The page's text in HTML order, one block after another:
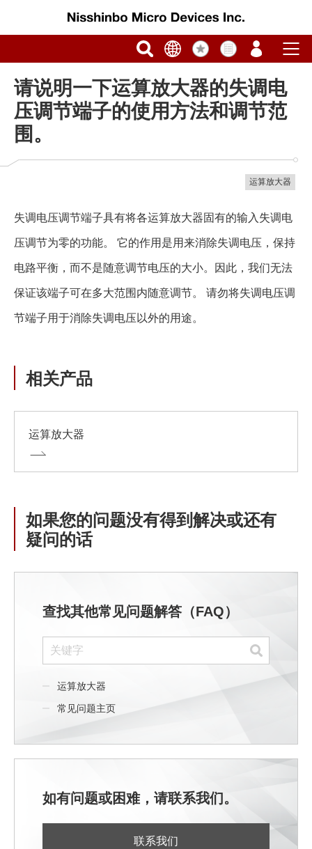
请说明一下运算放大器的失调电
压调节端子的使用方法和调节范
围。
运算放大器
失调电压调节端子具有将各运算放大器固有的输入失调电
压调节为零的功能。 它的作用是用来消除失调电压，保持
电路平衡，而不是随意调节电压的大小。因此，我们无法
保证该端子可在多大范围内随意调节。 请勿将失调电压调
节端子用于消除失调电压以外的用途。
相关产品
运算放大器
如果您的问题没有得到解决或还有
疑问的话
查找其他常见问题解答（FAQ）
运算放大器
常见问题主页
如有问题或困难，请联系我们。
联系我们